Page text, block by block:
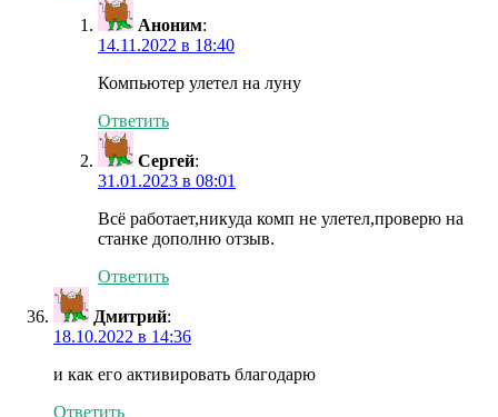
Аноним:
14.11.2022 в 18:40
Компьютер улетел на луну
Ответить
Сергей:
31.01.2023 в 08:01
Всё работает,никуда комп не улетел,проверю на
станке дополню отзыв.
Ответить
Дмитрий:
18.10.2022 в 14:36
и как его активировать благодарю
Ответить